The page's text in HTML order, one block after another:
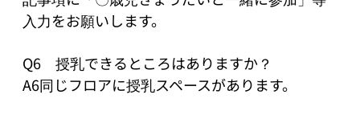
入力をお願いします。
Q6　授乳できるところはありますか？
A6同じフロアに授乳スペースがあります。